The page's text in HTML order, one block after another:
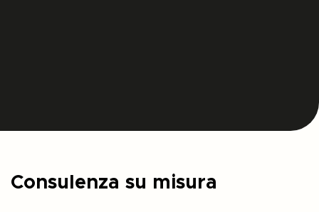
Consulenza su misura